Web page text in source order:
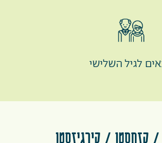
לגיל השלישי
/ קזחסטן / קירגיזסטן